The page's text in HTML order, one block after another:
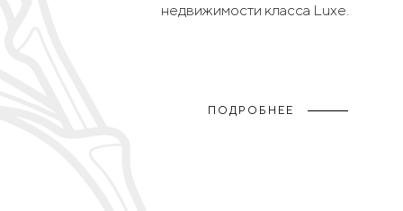
недвижимости класса Luxe.
ПОДРОБНЕЕ